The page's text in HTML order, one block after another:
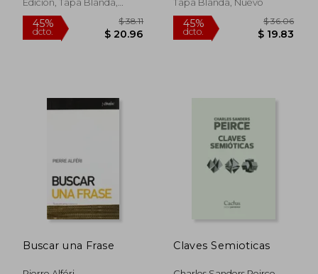
dcto.
40%
dcto.
Edición, Tapa Blanda,
Nuevo
Tapa Blanda, Nuevo
Buscar una Frase Claves Semioticas